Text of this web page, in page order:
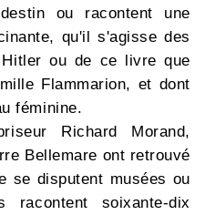
ou racontent une
qu'il s'agisse des
ou de ce livre que
Flammarion, et dont
féminine.
Richard Morand,
Bellemare ont retrouvé
se disputent musées ou
racontent soixante-dix